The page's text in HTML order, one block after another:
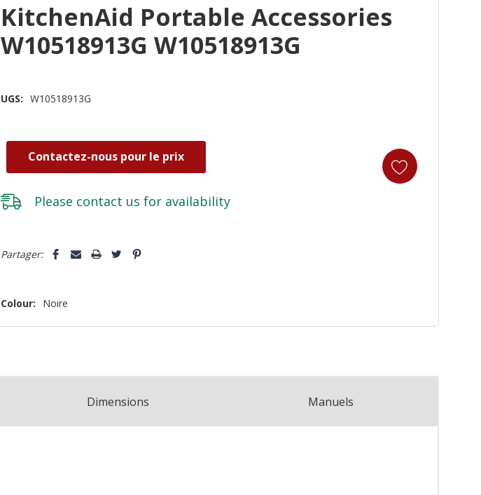
KitchenAid Portable Accessories
W10518913G W10518913G
UGS: W10518913G
Contactez-nous pour le prix
Please contact us for availability
vous!
Partager:
Colour: Noire
Dimensions Manuels